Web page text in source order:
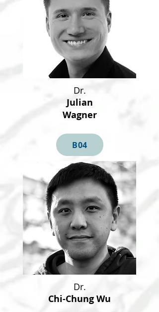
Dr.
Julian
Wagner
B04
Dr.
Chi-Chung Wu